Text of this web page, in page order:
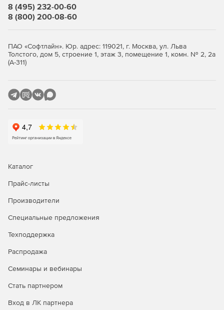
необходимости непосредственного
пользовательского запроса. В приложениях ASP.NET
привязка работает вместе с функцией ASP.NET
Поддержка просмотра– классы BrowseTree
перечня запросов к XMLDA. Кодирование сводится к
дополнительные методы минимизации и дальнейшего
устраняют необходимость для пользователя
управлять запросами сервера.
8 (495) 232-00-60
8 (800) 200-08-60
ПАО «Софтлайн». Юр. адрес: 119021, г. Москва, ул. Льва
Толстого, дом 5, строение 1, этаж 3, помещение 1, комн. № 2, 2а
(А-311)
Каталог
Прайс-листы
Производители
Специальные предложения
Техподдержка
Распродажа
Семинары и вебинары
Стать партнером
Вход в ЛК партнера